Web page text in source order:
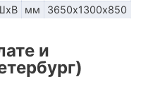
мм 3650х1300х850
и